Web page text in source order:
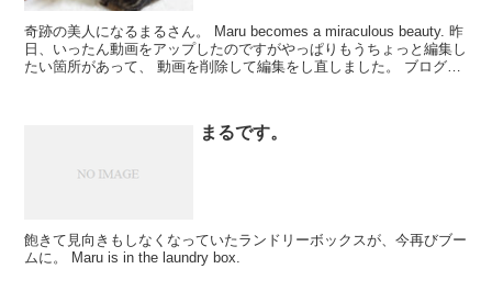
奇跡の美人になるまるさん。 Maru becomes a miraculous beauty. 昨
日、いったん動画をアップしたのですがやっぱりもうちょっと編集し
たい箇所があって、 動画を削除して編集をし直しました。 ブログ
まるです。
飽きて見向きもしなくなっていたランドリーボックスが、今再びブー
ムに。 Maru is in the laundry box.